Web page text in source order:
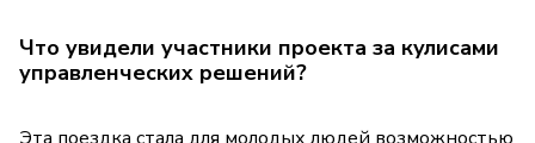
Что увидели участники проекта за кулисами
управленческих решений?